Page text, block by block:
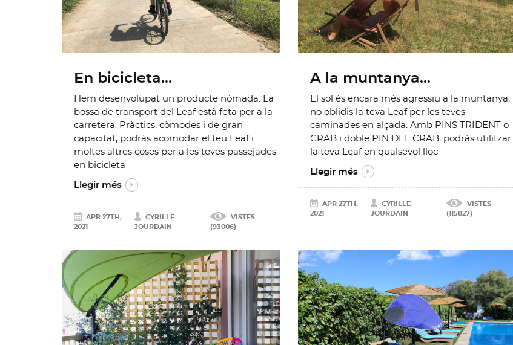
En bicicleta...
Hem desenvolupat un producte nòmada. La
bossa de transport del Leaf està feta per a la
carretera. Pràctics, còmodes i de gran
capacitat, podràs acomodar el teu Leaf i
moltes altres coses per a les teves passejades
en bicicleta
Llegir més
APR 27TH,
2021
CYRILLE
JOURDAIN
VISTES
(93006)
A la muntanya...
El sol és encara més agressiu a la muntanya,
no oblidis la teva Leaf per les teves
caminades en alçada. Amb PINS TRIDENT o
CRAB i doble PIN DEL CRAB, podràs utilitzar
la teva Leaf en qualsevol lloc
Llegir més
APR 27TH,
2021
CYRILLE
JOURDAIN
VISTES
(115827)